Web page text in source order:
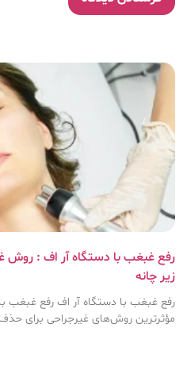
رفع غبغب با دستگاه آر اف : روش
زیر چانه
رفع غبغب با دستگاه آر اف رفع غبغب
مؤثرترین روش‌های غیرجراحی برای